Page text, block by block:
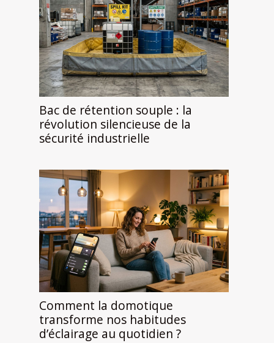
Bac de rétention souple : la
révolution silencieuse de la
sécurité industrielle
Comment la domotique
transforme nos habitudes
d’éclairage au quotidien ?